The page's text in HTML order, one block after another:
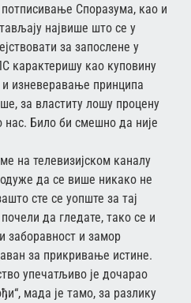
Споразума, као и
највише што се у
за запослене у
карактеришу као куповину
и изневеравање принципа
за властиту лошу процену
нас. Било би смешно да није
на телевизијском каналу
да се више никако не
сте се уопште за тај
да гледате, тако се и
заборавност и замор
за прикривање истине.
упечатљиво је дочарао
мада је тамо, за разлику